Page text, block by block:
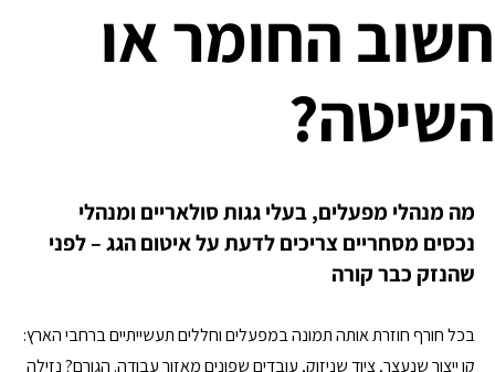
חשוב החומר או
השיטה?
מה מנהלי מפעלים, בעלי גגות סולאריים ומנהלי
נכסים מסחריים צריכים לדעת על איטום הגג – לפני
שהנזק כבר קורה
בכל חורף חוזרת אותה תמונה במפעלים וחללים תעשייתיים ברחבי הארץ:
קו ייצור שנעצר, ציוד שניזוק, עובדים שפונים מאזור עבודה. הגורם? נזילה